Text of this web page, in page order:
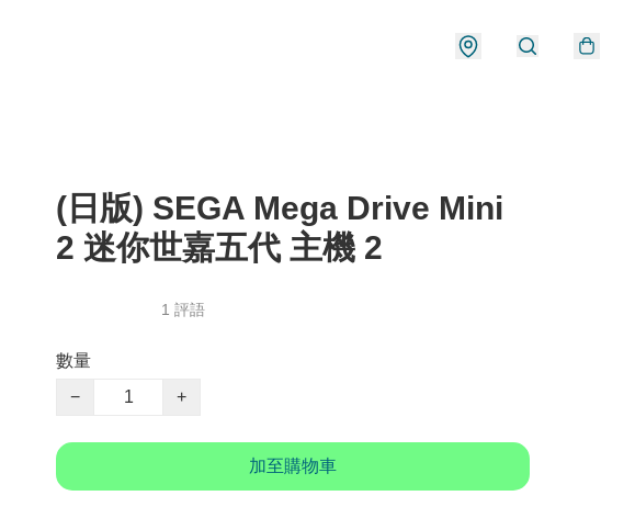
(日版) SEGA Mega Drive Mini
2 迷你世嘉五代 主機 2
1 評語
數量
−
+
加至購物車